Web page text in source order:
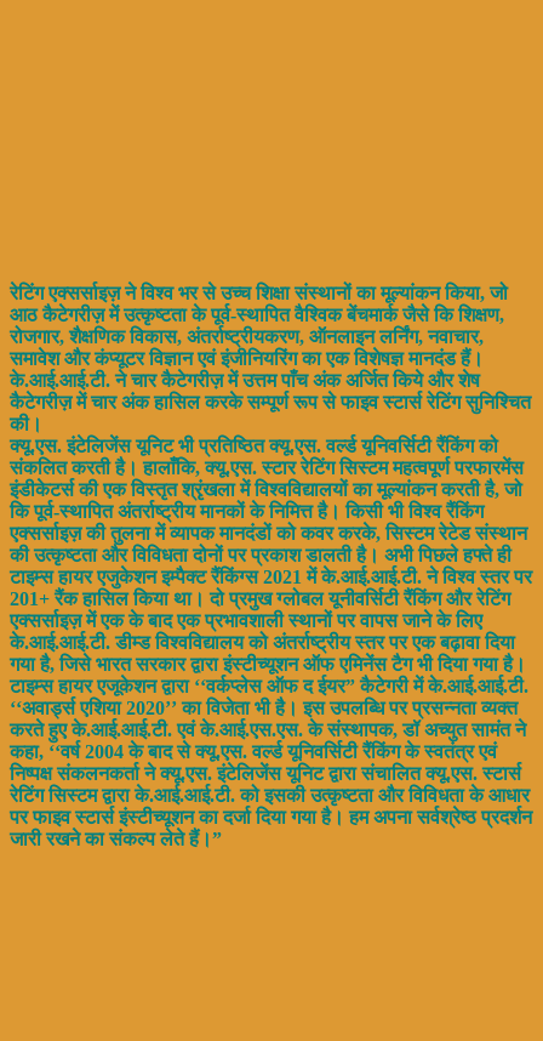
रेटिंग एक्सर्साइज़ ने विश्व भर से उच्च शिक्षा संस्थानों का मूल्यांकन किया, जो
आठ कैटेगरीज़ में उत्कृष्टता के पूर्व-स्थापित वैश्विक बेंचमार्क जैसे कि शिक्षण,
रोजगार, शैक्षणिक विकास, अंतर्राष्ट्रीयकरण, ऑनलाइन लर्निंग, नवाचार,
समावेश और कंप्यूटर विज्ञान एवं इंजीनियरिंग का एक विशेषज्ञ मानदंड हैं।
के.आई.आई.टी. ने चार कैटेगरीज़ में उत्तम पाँच अंक अर्जित किये और शेष
कैटेगरीज़ में चार अंक हासिल करके सम्पूर्ण रूप से फाइव स्टार्स रेटिंग सुनिश्चित
की।
क्यू.एस. इंटेलिजेंस यूनिट भी प्रतिष्ठित क्यू.एस. वर्ल्ड यूनिवर्सिटी रैंकिंग को
संकलित करती है। हालाँकि, क्यू.एस. स्टार रेटिंग सिस्टम महत्वपूर्ण परफारमेंस
इंडीकेटर्स की एक विस्तृत श्रृंखला में विश्वविद्यालयों का मूल्यांकन करती है, जो
कि पूर्व-स्थापित अंतर्राष्ट्रीय मानकों के निमित्त है। किसी भी विश्व रैंकिंग
एक्सर्साइज़ की तुलना में व्यापक मानदंडों को कवर करके, सिस्टम रेटेड संस्थान
की उत्कृष्टता और विविधता दोनों पर प्रकाश डालती है। अभी पिछले हफ्ते ही
टाइम्स हायर एजुकेशन इम्पैक्ट रैंकिंग्स 2021 में के.आई.आई.टी. ने विश्व स्तर पर
201+ रैंक हासिल किया था। दो प्रमुख ग्लोबल यूनीवर्सिटी रैंकिंग और रेटिंग
एक्सर्साइज़ में एक के बाद एक प्रभावशाली स्थानों पर वापस जाने के लिए
के.आई.आई.टी. डीम्ड विश्वविद्यालय को अंतर्राष्ट्रीय स्तर पर एक बढ़ावा दिया
गया है, जिसे भारत सरकार द्वारा इंस्टीच्यूशन ऑफ एमिनेंस टैग भी दिया गया है।
टाइम्स हायर एजूकेशन द्वारा ‘‘वर्कप्लेस ऑफ द ईयर” कैटेगरी में के.आई.आई.टी.
‘‘अवार्ड्स एशिया 2020’’ का विजेता भी है। इस उपलब्धि पर प्रसन्नता व्यक्त
करते हुए के.आई.आई.टी. एवं के.आई.एस.एस. के संस्थापक, डॉ अच्युत सामंत ने
कहा, ‘‘वर्ष 2004 के बाद से क्यू.एस. वर्ल्ड यूनिवर्सिटी रैंकिंग के स्वतंत्र एवं
निष्पक्ष संकलनकर्ता ने क्यू.एस. इंटेलिजेंस यूनिट द्वारा संचालित क्यू.एस. स्टार्स
रेटिंग सिस्टम द्वारा के.आई.आई.टी. को इसकी उत्कृष्टता और विविधता के आधार
पर फाइव स्टार्स इंस्टीच्यूशन का दर्जा दिया गया है। हम अपना सर्वश्रेष्ठ प्रदर्शन
जारी रखने का संकल्प लेते हैं।”